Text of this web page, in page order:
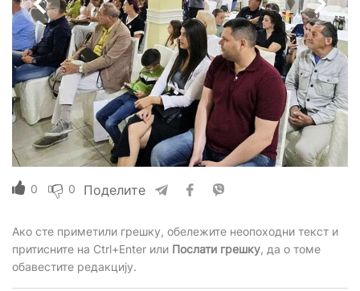
0 0 Поделите
Ако сте приметили грешку, обележите неопоходни текст и
притисните на Ctrl+Enter или Послати грешку, да о томе
обавестите редакцију.